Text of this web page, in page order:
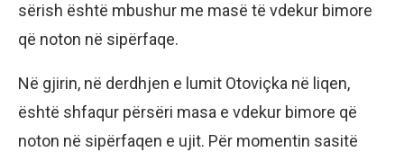
sërish është mbushur me masë të vdekur bimore
që noton në sipërfaqe.
Në gjirin, në derdhjen e lumit Otoviçka në liqen,
është shfaqur përsëri masa e vdekur bimore që
noton në sipërfaqen e ujit. Për momentin sasitë